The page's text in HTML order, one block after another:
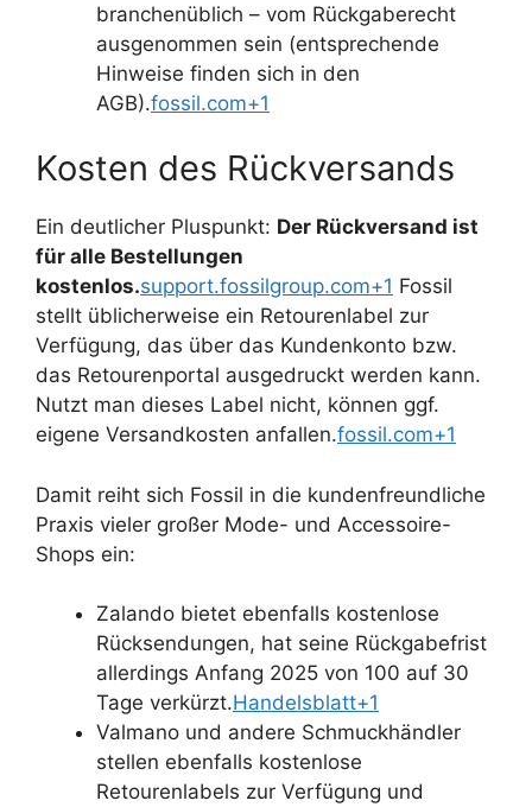
branchenüblich – vom Rückgaberecht
ausgenommen sein (entsprechende
Hinweise finden sich in den
AGB).fossil.com+1
Kosten des Rückversands
Ein deutlicher Pluspunkt: Der Rückversand ist
für alle Bestellungen
kostenlos.support.fossilgroup.com+1 Fossil
stellt üblicherweise ein Retourenlabel zur
Verfügung, das über das Kundenkonto bzw.
das Retourenportal ausgedruckt werden kann.
Nutzt man dieses Label nicht, können ggf.
eigene Versandkosten anfallen.fossil.com+1
Damit reiht sich Fossil in die kundenfreundliche
Praxis vieler großer Mode- und Accessoire-
Shops ein:
Zalando bietet ebenfalls kostenlose
Rücksendungen, hat seine Rückgabefrist
allerdings Anfang 2025 von 100 auf 30
Tage verkürzt.Handelsblatt+1
Valmano und andere Schmuckhändler
stellen ebenfalls kostenlose
Retourenlabels zur Verfügung und